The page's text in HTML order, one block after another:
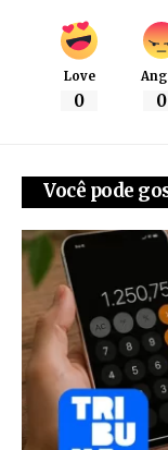
Love
0 0
Você pode